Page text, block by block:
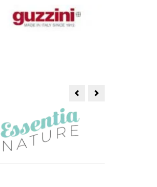
Profuma
bucato
Acqua
Profuma